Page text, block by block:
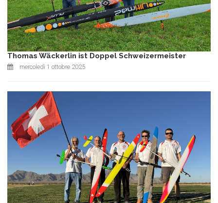
Thomas Wäckerlin ist Doppel Schweizermeister
mercoledì 1 ottobre 2025